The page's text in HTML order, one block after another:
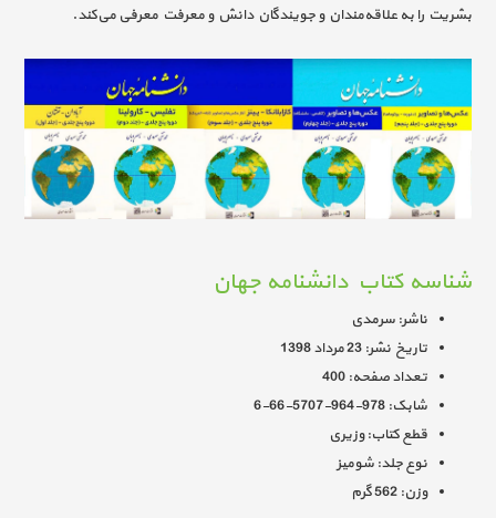
بشریت را به علاقه‌مندان و جویندگان دانش و معرفت معرفی می‌کند.
شناسه کتاب دانشنامه جهان
ناشر: سرمدی
تاریخ نشر: 23 مرداد 1398
تعداد صفحه: 400
شابک: 978-964-5707-66-6
قطع کتاب: وزیری
نوع جلد: شومیز
وزن: 562 گرم